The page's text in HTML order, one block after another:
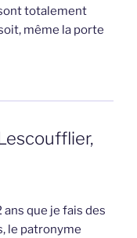
totalement
même la porte
que je fais des
le patronyme